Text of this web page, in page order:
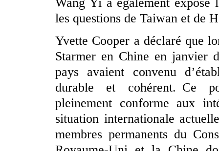
les questions de Taiwan et de
Yvette Cooper a déclaré que
Starmer en Chine en janvier
pays avaient convenu
durable et cohérent. Ce
pleinement conforme aux
situation internationale
membres permanents du